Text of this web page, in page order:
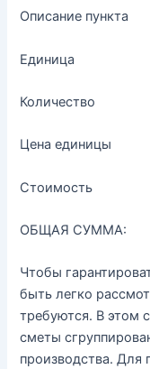
Описание пункта
Единица
Количество
Цена единицы
Стоимость
ОБЩАЯ СУММА:
Чтобы
быть легко
требуются. В этом
сметы
производства.Для